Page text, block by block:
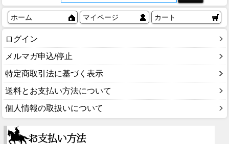
ホーム マイページ カート
ログイン
メルマガ申込/停止
特定商取引法に基づく表示
送料とお支払い方法について
個人情報の取扱いについて